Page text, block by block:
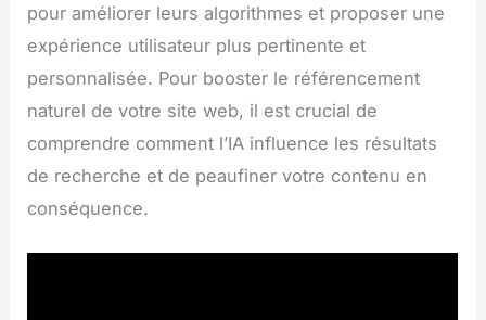
pour améliorer leurs algorithmes et proposer une
expérience utilisateur plus pertinente et
personnalisée. Pour booster le référencement
naturel de votre site web, il est crucial de
comprendre comment l’IA influence les résultats
de recherche et de peaufiner votre contenu en
conséquence.